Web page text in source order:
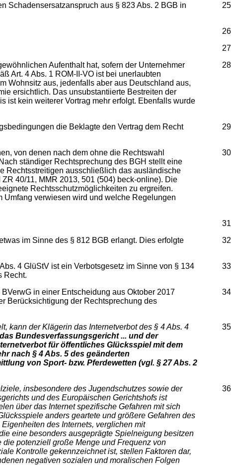
25
Schadensersatzanspruch aus § 823 Abs. 2 BGB in
26
27
28
Aufenthalt hat, sofern der Unternehmer
Art. 4 Abs. 1 ROM-II-VO ist bei unerlaubten
Wohnsitz aus, jedenfalls aber aus Deutschland aus,
ersichtlich. Das unsubstantiierte Bestreiten der
ist kein weiterer Vortrag mehr erfolgt. Ebenfalls wurde
29
die Beklagte den Vertrag dem Recht
30
von denen nach dem ohne die Rechtswahl
ständiger Rechtsprechung des BGH stellt eine
Rechtsstreitigen ausschließlich das ausländische
40/11, MMR 2013, 501 (504) beck-online). Die
Rechtsschutzmöglichkeiten zu ergreifen.
Umfang verwiesen wird und welche Regelungen
31
32
im Sinne des § 812 BGB erlangt. Dies erfolgte
33
4 GlüStV ist ein Verbotsgesetz im Sinne von § 134
Recht.
34
in einer Entscheidung aus Oktober 2017
Berücksichtigung der Rechtsprechung des
35
kann der Klägerin das Internetverbot des § 4 Abs. 4
das Bundesverfassungsgericht ... und der
für öffentliches Glücksspiel mit dem
nach § 4 Abs. 5 des geänderten
von Sport- bzw. Pferdewetten (vgl. § 27 Abs. 2
36
insbesondere des Jugendschutzes sowie der
und des Europäischen Gerichtshofs ist
über das Internet spezifische Gefahren mit sich
anders geartete und größere Gefahren des
des Internets, verglichen mit
eine besonders ausgeprägte Spielneigung besitzen
potenziell große Menge und Frequenz von
Kontrolle gekennzeichnet ist, stellen Faktoren dar,
negativen sozialen und moralischen Folgen